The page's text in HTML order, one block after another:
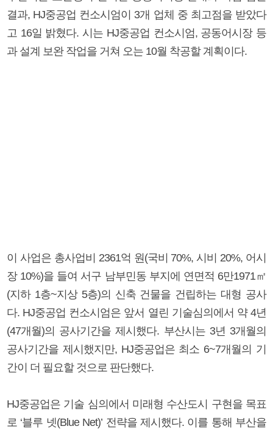
결과, HJ중공업 컨소시엄이 3개 업체 중 최고점을 받았다
고 16일 밝혔다. 시는 HJ중공업 컨소시엄, 공동어시장 등
과 설계 보완 작업을 거쳐 오는 10월 착공할 계획이다.
이 사업은 총사업비 2361억 원(국비 70%, 시비 20%, 어시
장 10%)을 들여 서구 남부민동 부지에 연면적 6만1971㎡
(지하 1층~지상 5층)의 신축 건물을 건립하는 대형 공사
다. HJ중공업 컨소시엄은 앞서 열린 기술심의에서 약 4년
(47개월)의 공사기간을 제시했다. 부산시는 3년 3개월의
공사기간을 제시했지만, HJ중공업은 최소 6~7개월의 기
간이 더 필요할 것으로 판단했다.
HJ중공업은 기술 심의에서 미래형 수산도시 구현을 목표
로 ‘블루 넷(Blue Net)’ 전략을 제시했다. 이를 통해 부산을